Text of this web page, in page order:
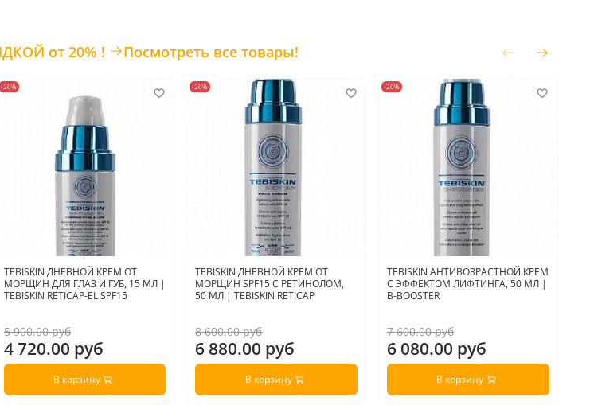
ТОВАРЫ ПО АКЦИИ СО СКИДКОЙ от 20% ! Посмотреть все товары!
-20%
TEBISKIN ДНЕВНОЙ КРЕМ ОТ
МОРЩИН ДЛЯ ГЛАЗ И ГУБ, 15 МЛ |
TEBISKIN RETICAP-EL SPF15
5 900.00 руб
4 720.00 руб
В корзину
-20%
TEBISKIN ДНЕВНОЙ КРЕМ ОТ
МОРЩИН SPF15 С РЕТИНОЛОМ,
50 МЛ | TEBISKIN RETICAP
8 600.00 руб
6 880.00 руб
В корзину
-20%
TEBISKIN АНТИВОЗРАСТНОЙ КРЕМ
С ЭФФЕКТОМ ЛИФТИНГА, 50 МЛ |
B-BOOSTER
7 600.00 руб
6 080.00 руб
В корзину